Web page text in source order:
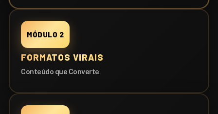
MÓDULO 2
FORMATOS VIRAIS
Conteúdo que Converte